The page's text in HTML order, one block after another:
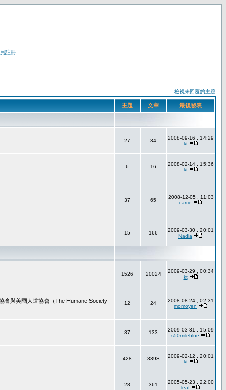
註冊
檢視未回覆的主題
主題 文章 最後發表
27 34
2008-09-16 , 14:29
kt
6 16
2008-02-14 , 15:36
kt
37 65
2008-12-05 , 11:03
carrie
15 166
2009-03-30 , 20:01
Nadia
1526 20024
2009-03-29 , 00:34
kt
會與美國人道協會（The Humane Society
12 24
2008-08-24 , 02:31
momoyen
37 133
2009-03-31 , 15:09
s50mileblue
428 3393
2009-02-12 , 20:01
kt
28 361
2005-05-23 , 22:00
leaf